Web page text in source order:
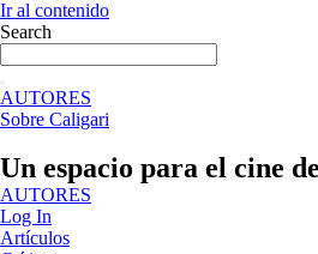
Ir al contenido
Search
AUTORES
Sobre Caligari
Un espacio para el cine
AUTORES
Log In
Artículos